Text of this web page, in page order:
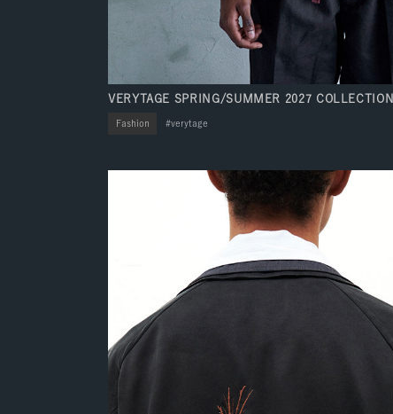
VERYTAGE SPRING/SUMMER 2027 COLLECTION
Fashion verytage